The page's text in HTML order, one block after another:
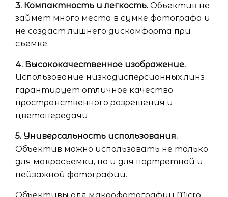
3. Компактность и легкость. Объектив не
займет много места в сумке фотографа и
не создаст лишнего дискомфорта при
съемке.
4. Высококачественное изображение.
Использование низкодисперсионных линз
гарантирует отличное качество
пространственного разрешения и
цветопередачи.
5. Универсальность использования.
Объектив можно использовать не только
для макросъемки, но и для портретной и
пейзажной фотографии.